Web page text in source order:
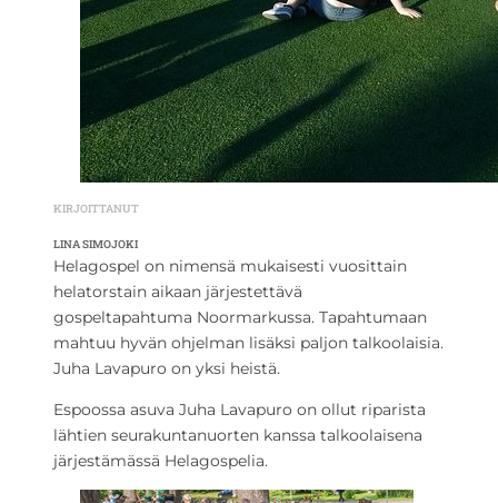
KIRJOITTANUT
LINA SIMOJOKI
Helagospel on nimensä mukaisesti vuosittain
helatorstain aikaan järjestettävä
gospeltapahtuma Noormarkussa. Tapahtumaan
mahtuu hyvän ohjelman lisäksi paljon talkoolaisia.
Juha Lavapuro on yksi heistä.
Espoossa asuva Juha Lavapuro on ollut riparista
lähtien seurakuntanuorten kanssa talkoolaisena
järjestämässä Helagospelia.